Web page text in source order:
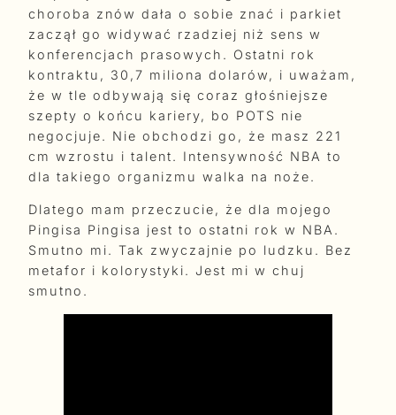
choroba znów dała o sobie znać i parkiet
zaczął go widywać rzadziej niż sens w
konferencjach prasowych. Ostatni rok
kontraktu, 30,7 miliona dolarów, i uważam,
że w tle odbywają się coraz głośniejsze
szepty o końcu kariery, bo POTS nie
negocjuje. Nie obchodzi go, że masz 221
cm wzrostu i talent. Intensywność NBA to
dla takiego organizmu walka na noże.
Dlatego mam przeczucie, że dla mojego
Pingisa Pingisa jest to ostatni rok w NBA.
Smutno mi. Tak zwyczajnie po ludzku. Bez
metafor i kolorystyki. Jest mi w chuj
smutno.